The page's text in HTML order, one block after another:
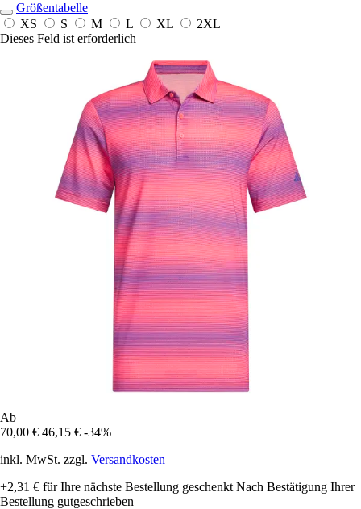
Größentabelle
XS
S M L XL
2XL
Dieses Feld ist erforderlich
Ab
70,00 € 46,15 € -34%
inkl. MwSt. zzgl. Versandkosten
+2,31 € für Ihre nächste Bestellung geschenkt Nach Bestätigung Ihrer
Bestellung gutgeschrieben